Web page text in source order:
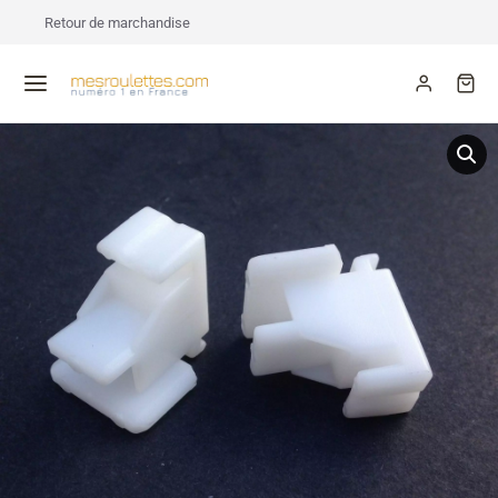
Retour de marchandise